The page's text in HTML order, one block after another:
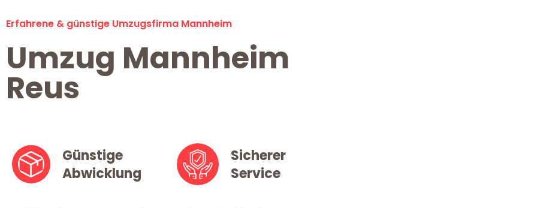
Erfahrene & günstige Umzugsfirma Mannheim
Umzug Mannheim
Reus
Günstige
Abwicklung
Sicherer
Service